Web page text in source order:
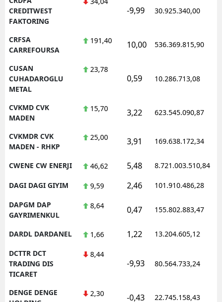
CREDITWEST
FAKTORING
-9,99 30.925.340,00
CRFSA
CARREFOURSA
191,40 10,00 536.369.815,90
CUSAN
CUHADAROGLU
METAL
23,78
0,59 10.286.713,08
CVKMD CVK
MADEN
15,70 3,22 623.545.090,87
CVKMDR CVK
MADEN - RHKP
25,00 3,91 169.638.172,34
CWENE CW ENERJI 46,62 5,48 8.721.003.510,84
DAGI DAGI GIYIM 9,59 2,46 101.910.486,28
DAPGM DAP
GAYRIMENKUL
8,64 0,47 155.802.883,47
DARDL DARDANEL 1,66 1,22 13.204.605,12
DCTTR DCT
TRADING DIS
TICARET
8,44
-9,93 80.564.733,24
DENGE DENGE
2,30 -0,43 22.745.158,43